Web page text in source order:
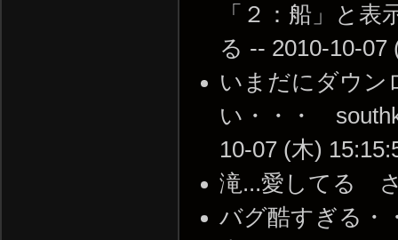
「２：船」と
る -- 2010-10-07
いまだにダウン
い・・・
10-07 (木)
滝...愛してる さ
バグ酷すぎる・